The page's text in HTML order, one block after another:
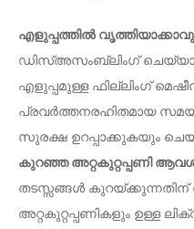
എളുപ്പത്തിൽ
ഡിസ്അസംബ്ലിംഗ്
എളുപ്പമുള്ള ഫില്ലിംഗ്
പ്രവർത്തനരഹിതമായ
സുരക്ഷ ഉറപ്പാക്കുകയും
കുറഞ്ഞ അറ്റകുറ്റപ്പണി
തടസ്സങ്ങൾ
അറ്റകുറ്റപ്പണികളും ഉള്ള